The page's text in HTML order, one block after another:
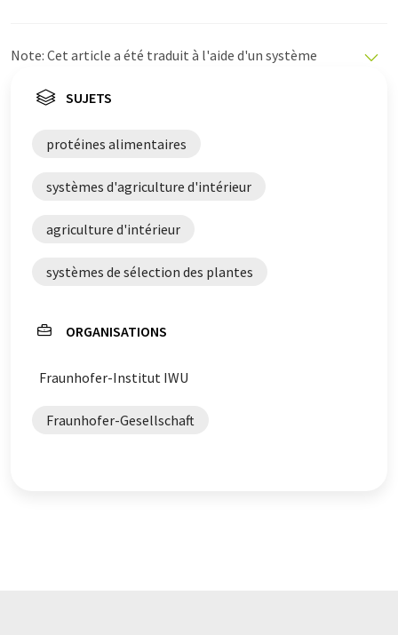
Note: Cet article a été traduit à l'aide d'un système
propose ces traductions automatiques pour présenter
été traduit avec traduction automatique, il est possible
qu'il contienne des erreurs de vocabulaire, de syntaxe ou
de grammaire. L'article original dans Anglais peut être
trouvéici
SUJETS
protéines alimentaires
systèmes d'agriculture d'intérieur
agriculture d'intérieur
systèmes de sélection des plantes
ORGANISATIONS
Fraunhofer-Institut IWU
Fraunhofer-Gesellschaft